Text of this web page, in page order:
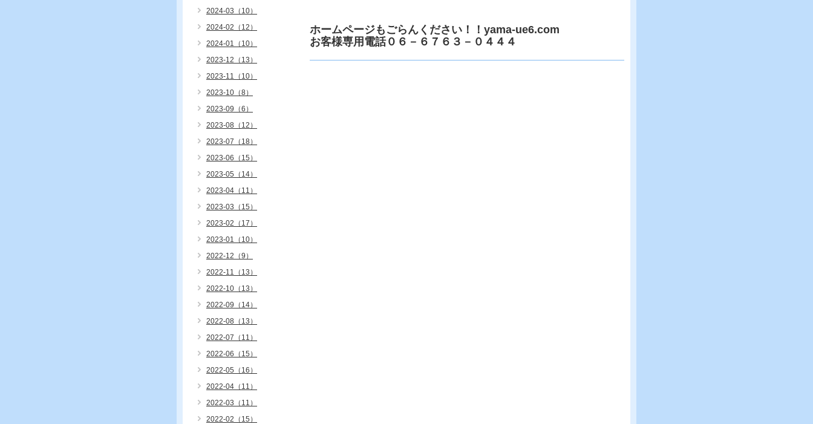
ホームページもごらんください！！yama-ue6.com
お客様専用電話０６－６７６３－０４４４
2024-03（10）
2024-02（12）
2024-01（10）
2023-12（13）
2023-11（10）
2023-10（8）
2023-09（6）
2023-08（12）
2023-07（18）
2023-06（15）
2023-05（14）
2023-04（11）
2023-03（15）
2023-02（17）
2023-01（10）
2022-12（9）
2022-11（13）
2022-10（13）
2022-09（14）
2022-08（13）
2022-07（11）
2022-06（15）
2022-05（16）
2022-04（11）
2022-03（11）
2022-02（15）